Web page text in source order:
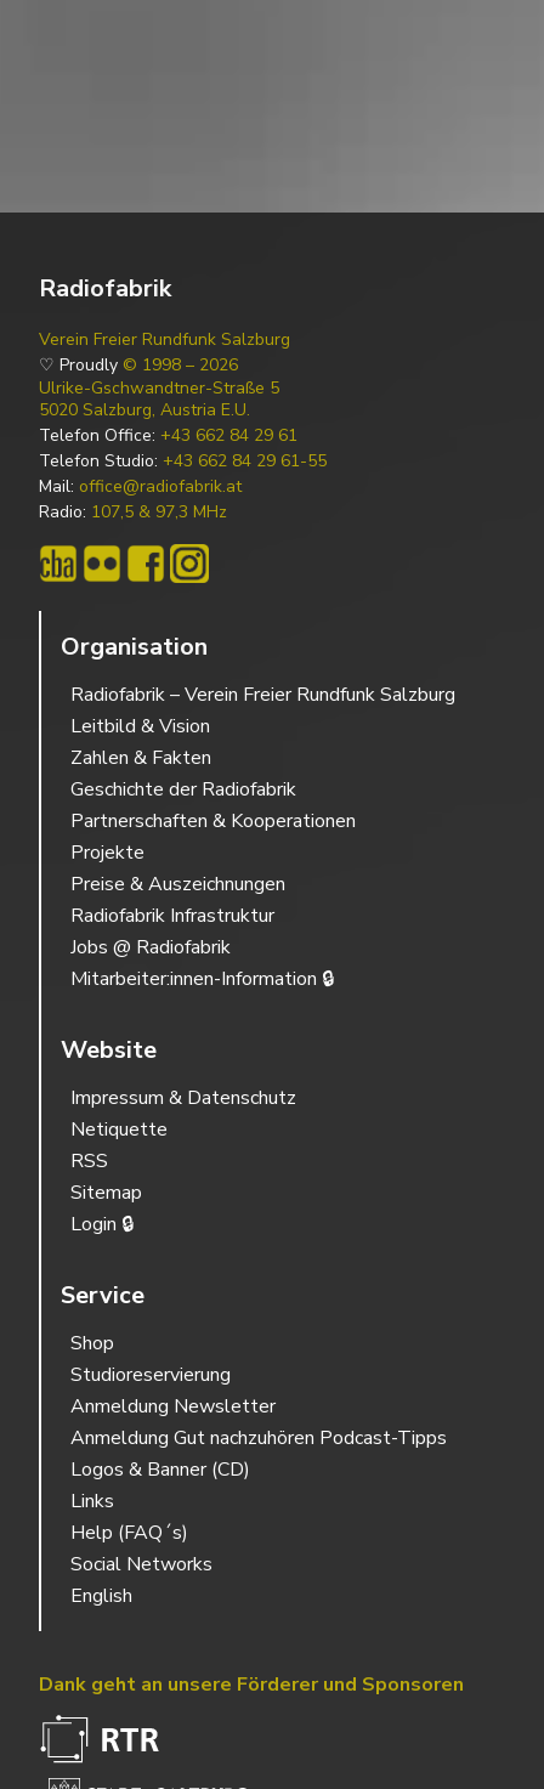
Radiofabrik
Verein Freier Rundfunk Salzburg
♡ Proudly © 1998 – 2026
Ulrike-Gschwandtner-Straße 5
5020 Salzburg, Austria E.U.
Telefon Office: +43 662 84 29 61
Telefon Studio: +43 662 84 29 61-55
Mail: office@radiofabrik.at
Radio: 107,5 & 97,3 MHz
Organisation
Radiofabrik – Verein Freier Rundfunk Salzburg
Leitbild & Vision
Zahlen & Fakten
Geschichte der Radiofabrik
Partnerschaften & Kooperationen
Projekte
Preise & Auszeichnungen
Radiofabrik Infrastruktur
Jobs @ Radiofabrik
Mitarbeiter:innen-Information 🔒
Website
Impressum & Datenschutz
Netiquette
RSS
Sitemap
Login 🔒
Service
Shop
Studioreservierung
Anmeldung Newsletter
Anmeldung Gut nachzuhören Podcast-Tipps
Logos & Banner (CD)
Links
Help (FAQ´s)
Social Networks
English
Dank geht an unsere Förderer und Sponsoren